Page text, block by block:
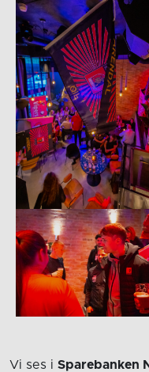
Vi ses i Sparebanken